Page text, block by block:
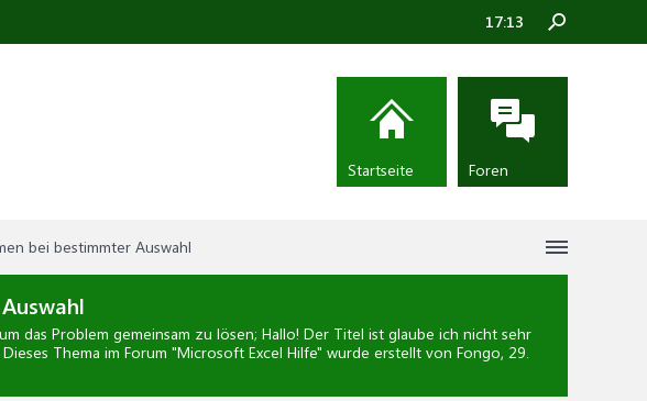
bei bestimmter Auswahl
um das Problem gemeinsam zu lösen; Hallo! Der Titel ist glaube ich nicht sehr
Thema im Forum "Microsoft Excel Hilfe" wurde erstellt von Fongo, 29.
17:13
Startseite Foren